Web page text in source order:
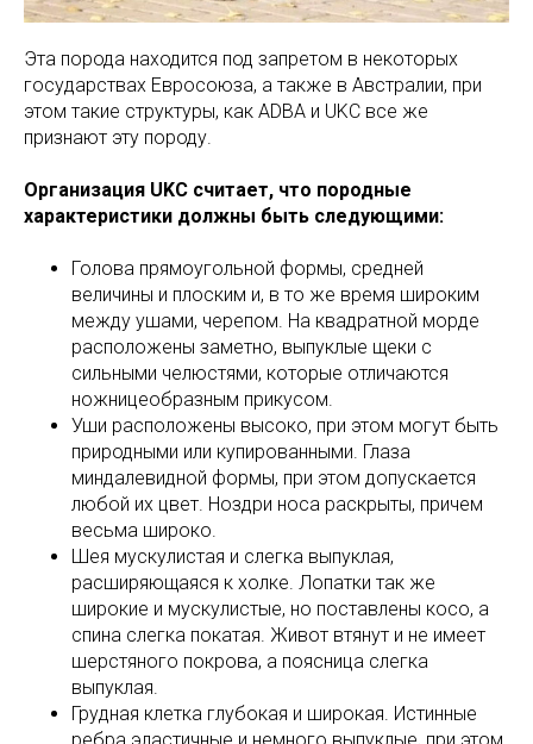
Эта порода находится под запретом в некоторых
государствах Евросоюза, а также в Австралии, при
этом такие структуры, как ADBA и UKC все же
признают эту породу.
Организация UKC считает, что породные
характеристики должны быть следующими:
Голова прямоугольной формы, средней
величины и плоским и, в то же время широким
между ушами, черепом. На квадратной морде
расположены заметно, выпуклые щеки с
сильными челюстями, которые отличаются
ножницеобразным прикусом.
Уши расположены высоко, при этом могут быть
природными или купированными. Глаза
миндалевидной формы, при этом допускается
любой их цвет. Ноздри носа раскрыты, причем
весьма широко.
Шея мускулистая и слегка выпуклая,
расширяющаяся к холке. Лопатки так же
широкие и мускулистые, но поставлены косо, а
спина слегка покатая. Живот втянут и не имеет
шерстяного покрова, а поясница слегка
выпуклая.
Грудная клетка глубокая и широкая. Истинные